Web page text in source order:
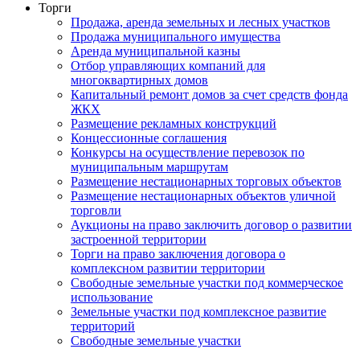
Торги
Продажа, аренда земельных и лесных участков
Продажа муниципального имущества
Аренда муниципальной казны
Отбор управляющих компаний для
многоквартирных домов
Капитальный ремонт домов за счет средств фонда
ЖКХ
Размещение рекламных конструкций
Концессионные соглашения
Конкурсы на осуществление перевозок по
муниципальным маршрутам
Размещение нестационарных торговых объектов
Размещение нестационарных объектов уличной
торговли
Аукционы на право заключить договор о развитии
застроенной территории
Торги на право заключения договора о
комплексном развитии территории
Свободные земельные участки под коммерческое
использование
Земельные участки под комплексное развитие
территорий
Свободные земельные участки